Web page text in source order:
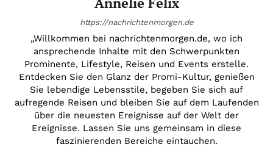
https://nachrichtenmorgen.de
„Willkommen bei nachrichtenmorgen.de, wo ich
ansprechende Inhalte mit den Schwerpunkten
Prominente, Lifestyle, Reisen und Events erstelle.
Entdecken Sie den Glanz der Promi-Kultur, genießen
Sie lebendige Lebensstile, begeben Sie sich auf
aufregende Reisen und bleiben Sie auf dem Laufenden
über die neuesten Ereignisse auf der Welt der
Ereignisse. Lassen Sie uns gemeinsam in diese
faszinierenden Bereiche eintauchen.